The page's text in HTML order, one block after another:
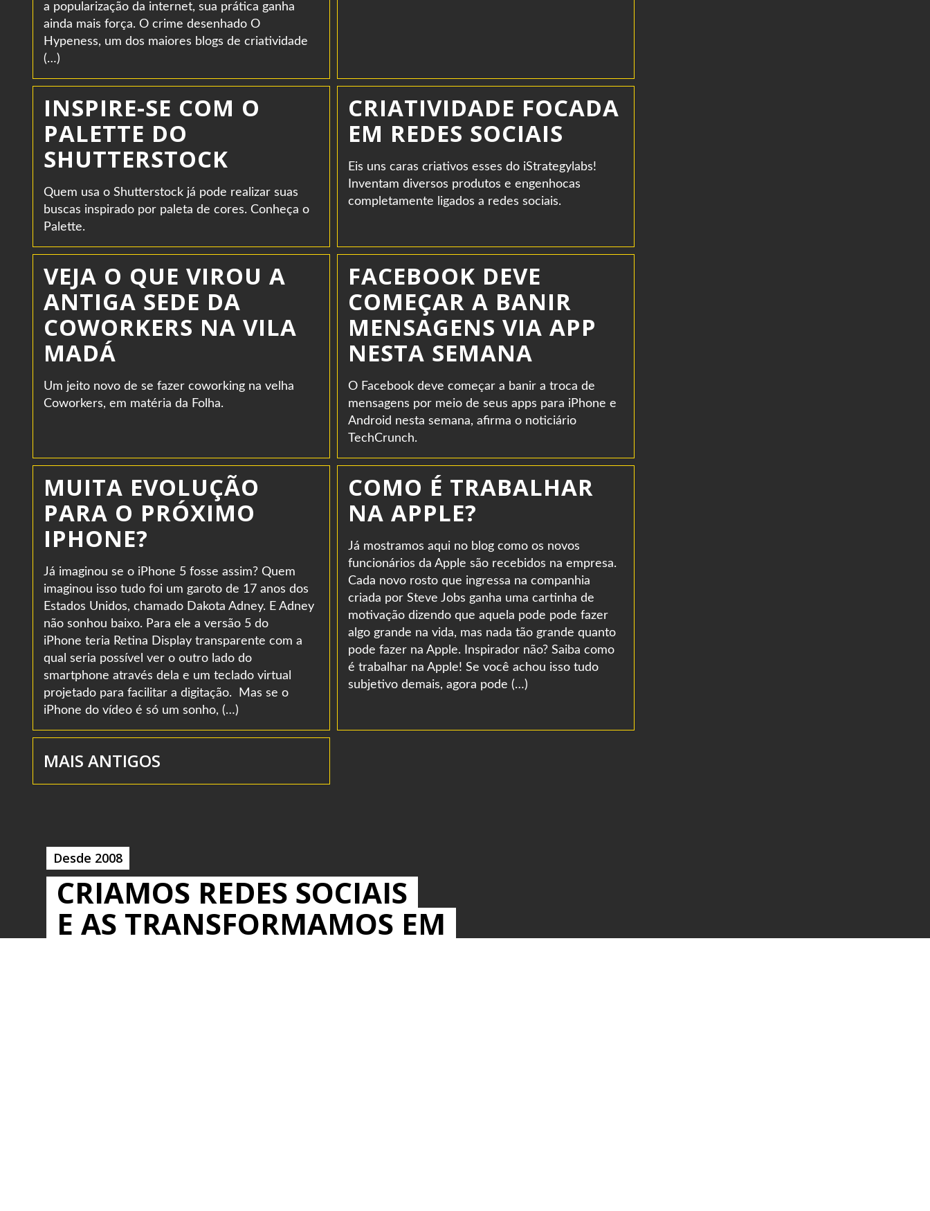
a popularização da internet, sua prática ganha
ainda mais força. O crime desenhado O
Hypeness, um dos maiores blogs de criatividade
(…)
INSPIRE-SE COM O
PALETTE DO
SHUTTERSTOCK
Quem usa o Shutterstock já pode realizar suas
buscas inspirado por paleta de cores. Conheça o
Palette.
CRIATIVIDADE FOCADA
EM REDES SOCIAIS
Eis uns caras criativos esses do iStrategylabs!
Inventam diversos produtos e engenhocas
completamente ligados a redes sociais.
VEJA O QUE VIROU A
ANTIGA SEDE DA
COWORKERS NA VILA
MADÁ
Um jeito novo de se fazer coworking na velha
Coworkers, em matéria da Folha.
FACEBOOK DEVE
COMEÇAR A BANIR
MENSAGENS VIA APP
NESTA SEMANA
O Facebook deve começar a banir a troca de
mensagens por meio de seus apps para iPhone e
Android nesta semana, afirma o noticiário
TechCrunch.
MUITA EVOLUÇÃO
PARA O PRÓXIMO
IPHONE?
Já imaginou se o iPhone 5 fosse assim? Quem
imaginou isso tudo foi um garoto de 17 anos dos
Estados Unidos, chamado Dakota Adney. E Adney
não sonhou baixo. Para ele a versão 5 do
iPhone teria Retina Display transparente com a
qual seria possível ver o outro lado do
smartphone através dela e um teclado virtual
projetado para facilitar a digitação. Mas se o
iPhone do vídeo é só um sonho, (…)
COMO É TRABALHAR
NA APPLE?
Já mostramos aqui no blog como os novos
funcionários da Apple são recebidos na empresa.
Cada novo rosto que ingressa na companhia
criada por Steve Jobs ganha uma cartinha de
motivação dizendo que aquela pode pode fazer
algo grande na vida, mas nada tão grande quanto
pode fazer na Apple. Inspirador não? Saiba como
é trabalhar na Apple! Se você achou isso tudo
subjetivo demais, agora pode (…)
MAIS ANTIGOS
Desde 2008
CRIAMOS REDES SOCIAIS
E AS TRANSFORMAMOS EM